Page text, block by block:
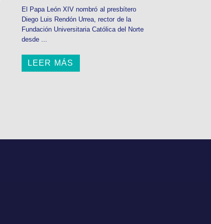
El Papa León XIV nombró al presbítero
Diego Luis Rendón Urrea, rector de la
Fundación Universitaria Católica del Norte
desde ...
LEER MÁS